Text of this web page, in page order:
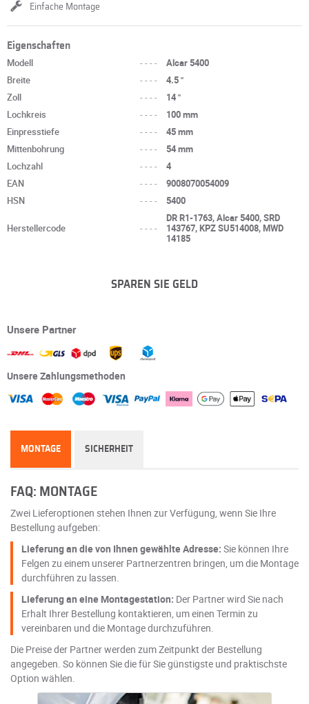
Einfache Montage
Eigenschaften
Modell ----
Alcar 5400
Breite
----
4.5 "
Zoll
----
14 "
Lochkreis
----
100 mm
Einpresstiefe
----
45 mm
Mittenbohrung
----
54 mm
Lochzahl
----
4
EAN
----
9008070054009
HSN
---- 5400
Herstellercode ----
DR R1-1763, Alcar 5400, SRD
143767, KPZ SU514008, MWD
14185
SPAREN SIE GELD
Unsere Partner
Unsere Zahlungsmethoden
MONTAGE SICHERHEIT
FAQ: MONTAGE
Zwei Lieferoptionen stehen Ihnen zur Verfügung, wenn Sie Ihre
Bestellung aufgeben:
Lieferung an die von Ihnen gewählte Adresse: Sie können Ihre
Felgen zu einem unserer Partnerzentren bringen, um die Montage
durchführen zu lassen.
Lieferung an eine Montagestation: Der Partner wird Sie nach
Erhalt Ihrer Bestellung kontaktieren, um einen Termin zu
vereinbaren und die Montage durchzuführen.
Die Preise der Partner werden zum Zeitpunkt der Bestellung
angegeben. So können Sie die für Sie günstigste und praktischste
Option wählen.